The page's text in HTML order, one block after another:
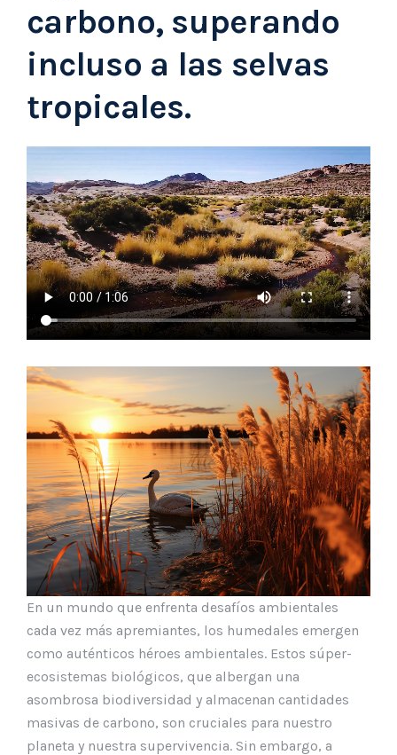
carbono, superando
incluso a las selvas
tropicales.
En un mundo que enfrenta desafíos ambientales
cada vez más apremiantes, los humedales emergen
como auténticos héroes ambientales. Estos súper-
ecosistemas biológicos, que albergan una
asombrosa biodiversidad y almacenan cantidades
masivas de carbono, son cruciales para nuestro
planeta y nuestra supervivencia. Sin embargo, a